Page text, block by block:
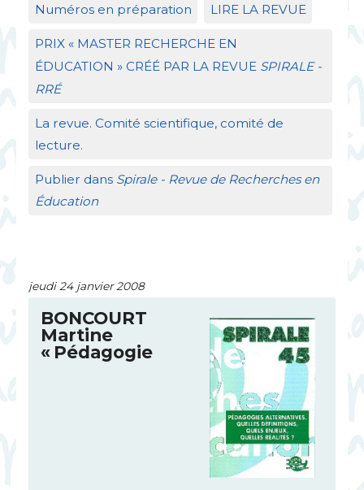
Numéros en préparation LIRE LA REVUE
PRIX« MASTER RECHERCHE EN
ÉDUCATION » CRÉÉ PAR LA REVUE SPIRALE-
RRÉ
La revue. Comité scientifique, comité de
lecture.
Publier dans Spirale - Revue de Recherches en
Éducation
jeudi 24 janvier 2008
BONCOURT
Martine
« Pédagogie